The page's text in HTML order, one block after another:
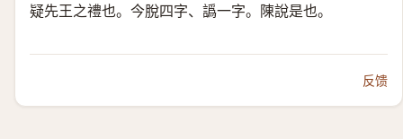
疑先王之禮也。今脫四字、譌一字。陳說是也。
反馈